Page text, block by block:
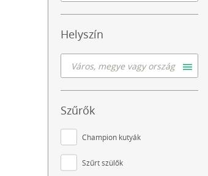
Helyszín
Szűrők
Champion kutyák
Szűrt szülők